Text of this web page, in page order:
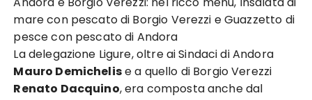
mare con pescato di Borgio Verezzi e Guazzetto di
pesce con pescato di Andora
La delegazione Ligure, oltre ai Sindaci di Andora
Mauro Demichelise a quello di Borgio Verezzi
Renato Dacquino, era composta anche dal